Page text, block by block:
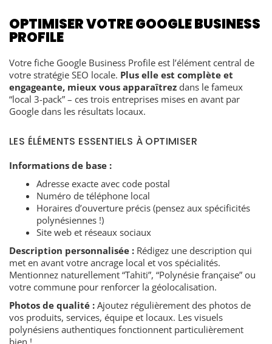
OPTIMISER VOTRE GOOGLE BUSINESS
PROFILE
Votre fiche Google Business Profile est l’élément central de
votre stratégie SEO locale. Plus elle est complète et
engageante, mieux vous apparaîtrez dans le fameux
“local 3-pack” – ces trois entreprises mises en avant par
Google dans les résultats locaux.
LES ÉLÉMENTS ESSENTIELS À OPTIMISER
Informations de base :
Adresse exacte avec code postal
Numéro de téléphone local
Horaires d’ouverture précis (pensez aux spécificités
polynésiennes !)
Site web et réseaux sociaux
Description personnalisée : Rédigez une description qui
met en avant votre ancrage local et vos spécialités.
Mentionnez naturellement “Tahiti”, “Polynésie française” ou
votre commune pour renforcer la géolocalisation.
Photos de qualité : Ajoutez régulièrement des photos de
vos produits, services, équipe et locaux. Les visuels
polynésiens authentiques fonctionnent particulièrement
bien !